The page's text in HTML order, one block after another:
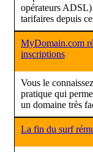
opérateurs
tarifaires depuis
MyDomain.com
inscriptions
Vous le
pratique qui
un domaine très
La fin du surf